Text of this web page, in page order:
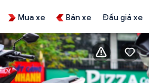
Mua xe Bán xe Đấu giá xe